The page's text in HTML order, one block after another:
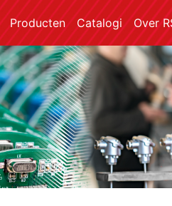
Producten Catalogi Over